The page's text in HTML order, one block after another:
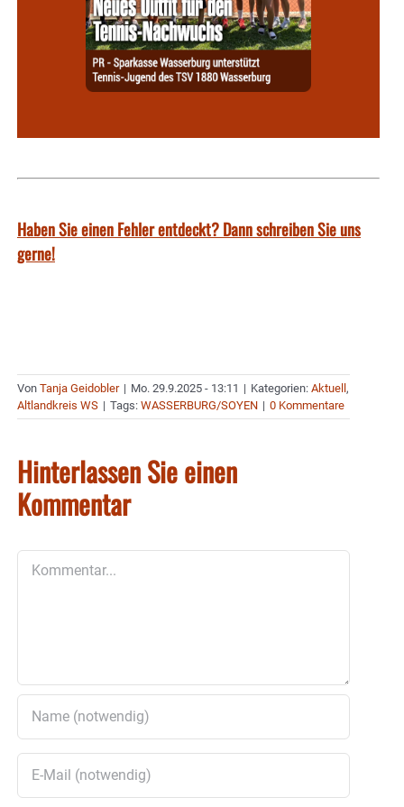
Haben Sie einen Fehler entdeckt? Dann schreiben Sie uns
gerne!
Von Tanja Geidobler | Mo. 29.9.2025 - 13:11 | Kategorien: Aktuell,
Altlandkreis WS | Tags: WASSERBURG/SOYEN | 0 Kommentare
Hinterlassen Sie einen
Kommentar